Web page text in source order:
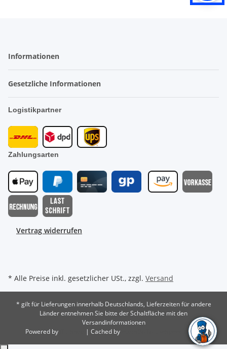
Informationen
Gesetzliche Informationen
Logistikpartner
Zahlungsarten
Vertrag widerrufen
* Alle Preise inkl. gesetzlicher USt., zzgl. Versand
* gilt für Lieferungen innerhalb Deutschlands, Lieferzeiten für andere
Länder entnehmen Sie bitte der Schaltfläche mit den
Versandinformationen
Powered by
| Cached by ecomDATA LiteSpeed Cache